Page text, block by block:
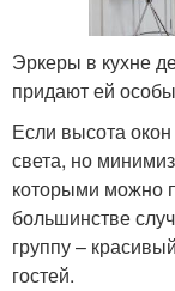
Эркеры в кухне
придают ей
Если высота окон
света, но
которыми можно
большинстве
группу –
гостей.